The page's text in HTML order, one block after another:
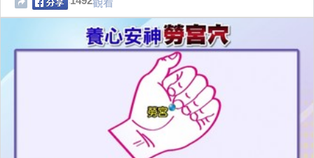
觀看